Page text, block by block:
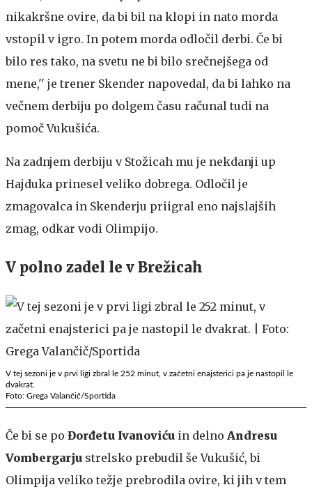
nikakršne ovire, da bi bil na klopi in nato morda
vstopil v igro. In potem morda odločil derbi. Če bi
bilo res tako, na svetu ne bi bilo srečnejšega od
mene,'' je trener Skender napovedal, da bi lahko na
večnem derbiju po dolgem času računal tudi na
pomoč Vukušića.
Na zadnjem derbiju v Stožicah mu je nekdanji up
Hajduka prinesel veliko dobrega. Odločil je
zmagovalca in Skenderju priigral eno najslajših
zmag, odkar vodi Olimpijo.
V polno zadel le v Brežicah
V tej sezoni je v prvi ligi zbral le 252 minut, v začetni enajsterici pa je nastopil le
dvakrat.
Foto: Grega Valančič/Sportida
Če bi se po Đorđetu Ivanoviću in delno Andresu
Vombergarju strelsko prebudil še Vukušić, bi
Olimpija veliko težje prebrodila ovire, ki jih v tem